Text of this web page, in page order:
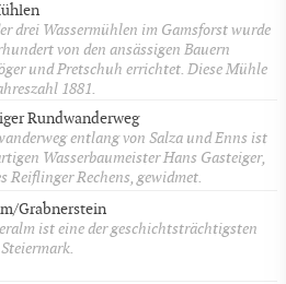
drei Wassermühlen im Gamsforst wurde
von den ansässigen Bauern
und Pretschuh errichtet. Diese Mühle
1881.
Rundwanderweg
entlang von Salza und Enns ist
Wasserbaumeister Hans Gasteiger,
Reiflinger Rechens, gewidmet.
Grabnerstein
ist eine der geschichtsträchtigsten